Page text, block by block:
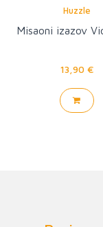
Huzzle
Misaoni izazov
13,90 €